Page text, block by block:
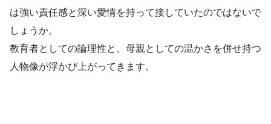
は強い責任感と深い愛情を持って接していたのではないで
しょうか。
教育者としての論理性と、母親としての温かさを併せ持つ
人物像が浮かび上がってきます。